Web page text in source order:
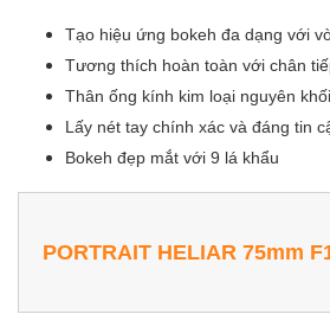
Tạo hiệu ứng bokeh đa dạng với
Tương thích hoàn toàn với chân
Thân ống kính kim loại nguyên
Lấy nét tay chính xác và đáng tin
Bokeh đẹp mắt với 9 lá khẩu
PORTRAIT HELIAR 75mm